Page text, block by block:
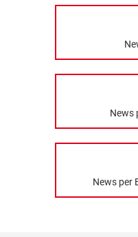
News
News per